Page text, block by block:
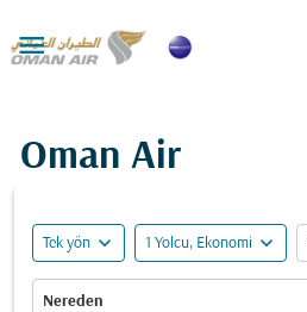

Oman Air
Tek yön expand_more 1 Yolcu, Ekonomi expand_more
Nereden